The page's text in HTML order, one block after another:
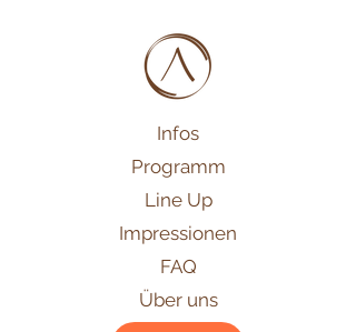
Infos
Programm
Line Up
Impressionen
FAQ
Über uns